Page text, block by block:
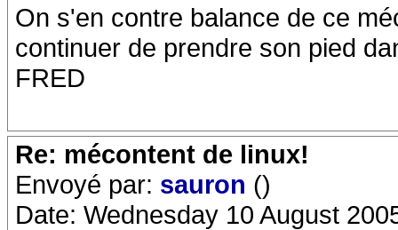
On s'en contre balance de ce
continuer de prendre son pied
FRED
Re: mécontent de linux!
Envoyé par: sauron ()
Date: Wednesday 10 August